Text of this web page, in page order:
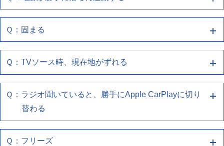
いか確認してください
・iPhoneのCarPlay設定で、ナビゲーションとの接続
を再度登録しなおしてください
いか確認してください
認ください
(無線でお使いのお客様)
・iPhoneのCarPlay設定で、ナビゲーションとの接続
を再度登録しなおしてください
いか確認してください
(有線でお使いのお客様)
・Wi-FiやBluetoothが本機と接続されているかをご確
認ください
(無線でお使いのお客様)
・iPhoneのCarPlay設定で、ナビゲーションとの接続
を再度登録しなおしてください
・複数の機器登録をしている場合、切り替わっていな
い
(有線でお使いのお客様)
・Wi-FiやBluetoothが本機と接続されているかをご確
認ください
(無線でお使いのお客様)
・iPhoneのCarPlay設定で、ナビゲーションとの接続
を再度登録しなおしてください
・複数の機器登録をしている場合、切り替わっていな
ートに正しく接続されているか確認してください
・使用しているケーブルがスマートフォン同梱品、も
い
(有線でお使いのお客様)
・Wi-FiやBluetoothが本機と接続されているかをご確
認ください
(無線でお使いのお客様)
・iPhoneのCarPlay設定で、ナビゲーションとの接続
下記の確認をお願いします
ートに正しく接続されているか確認してください
・使用しているケーブルがスマートフォン同梱品、も
い
(有線でお使いのお客様)
・Wi-FiやBluetoothが本機と接続されているかをご確
認ください
エンジン(ACC)を切ってから再度起動させても同様の
症状の場合は、販売店へご相談ください
Ａ４ ナビゲーションを再起動してください
エンジン(ACC)を切ってから再度起動させても同様の
症状の場合は、販売店へご相談ください
Ｑ：固まる
Ａ４ ナビゲーションを再起動してください
エンジン(ACC)を切ってから再度起動させても同様の
症状の場合は、販売店へご相談ください
Ｑ：TVソース時、現在地がずれる
Ａ３ GPSの受信状態の確認をお願いします
ビル陰、高架下など、見晴らしの悪い場所では位置ず
Ｑ：ラジオ聞いていると、勝手にApple CarPlayに切り
替わる
Ｑ：フリーズ